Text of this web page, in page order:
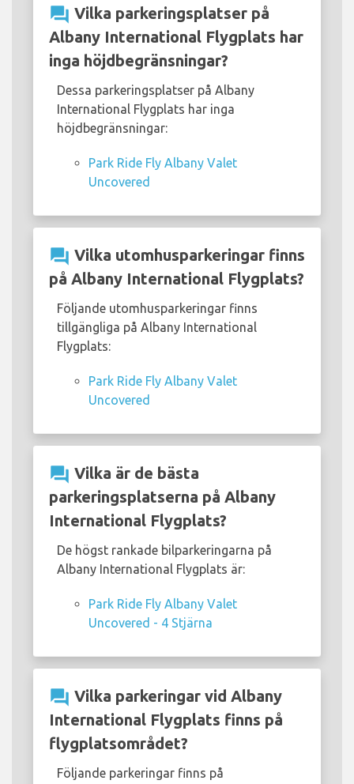
question_answer Vilka parkeringsplatser på
Albany International Flygplats har
inga höjdbegränsningar?
Dessa parkeringsplatser på Albany
International Flygplats har inga
höjdbegränsningar:
Park Ride Fly Albany Valet
Uncovered
question_answer Vilka utomhusparkeringar finns
på Albany International Flygplats?
Följande utomhusparkeringar finns
tillgängliga på Albany International
Flygplats:
Park Ride Fly Albany Valet
Uncovered
question_answer Vilka är de bästa
parkeringsplatserna på Albany
International Flygplats?
De högst rankade bilparkeringarna på
Albany International Flygplats är:
Park Ride Fly Albany Valet
Uncovered - 4 Stjärna
question_answer Vilka parkeringar vid Albany
International Flygplats finns på
flygplatsområdet?
Följande parkeringar finns på